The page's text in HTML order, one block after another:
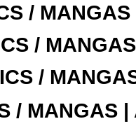
/
/
/
/ MANGAS |